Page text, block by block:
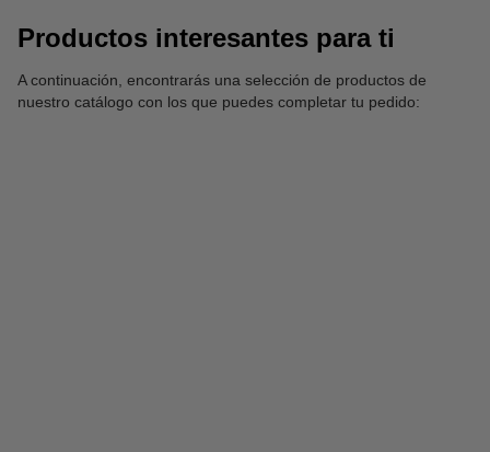
Productos interesantes para ti
A continuación, encontrarás una selección de productos de
nuestro catálogo con los que puedes completar tu pedido: